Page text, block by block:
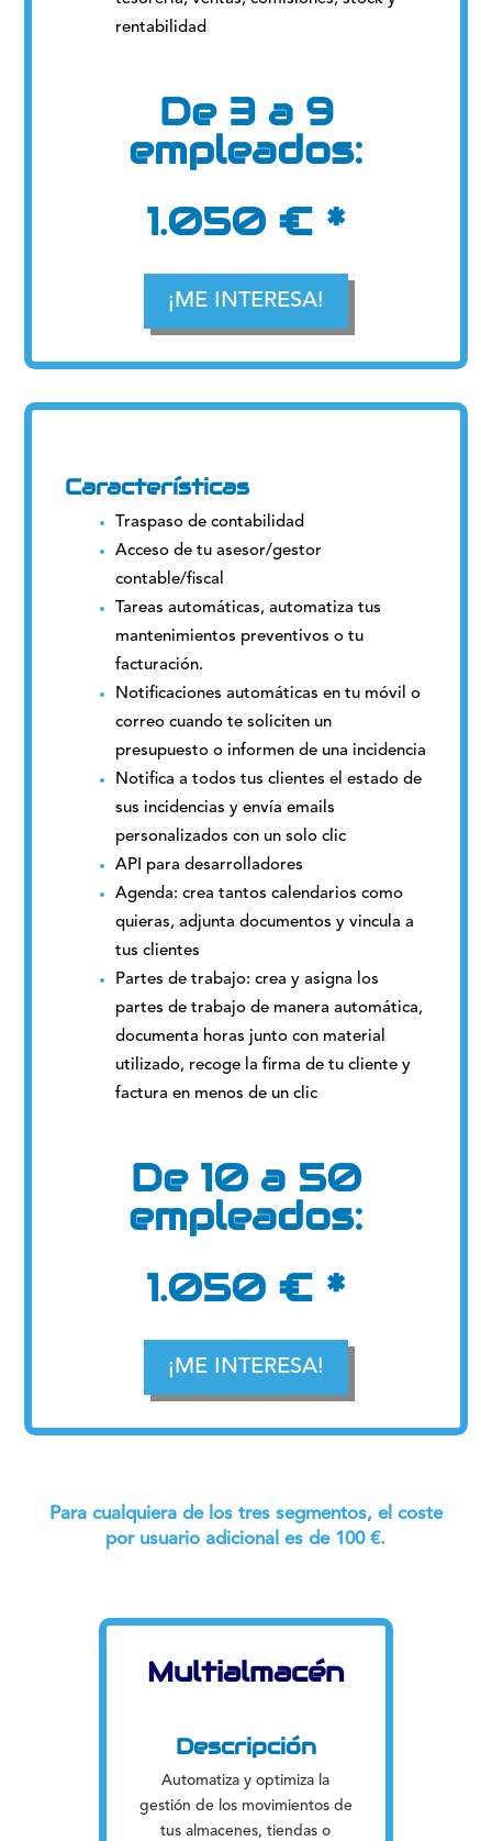
rentabilidad
De 3 a 9
empleados:
1.050 € *
¡ME INTERESA!
Características
Traspaso de contabilidad
Acceso de tu asesor/gestor
contable/fiscal
Tareas automáticas, automatiza tus
mantenimientos preventivos o tu
facturación.
Notificaciones automáticas en tu móvil o
correo cuando te soliciten un
presupuesto o informen de una incidencia
Notifica a todos tus clientes el estado de
sus incidencias y envía emails
personalizados con un solo clic
API para desarrolladores
Agenda: crea tantos calendarios como
quieras, adjunta documentos y vincula a
tus clientes
Partes de trabajo: crea y asigna los
partes de trabajo de manera automática,
documenta horas junto con material
utilizado, recoge la firma de tu cliente y
factura en menos de un clic
De 10 a 50
empleados:
1.050 € *
¡ME INTERESA!
Para cualquiera de los tres segmentos, el coste
por usuario adicional es de 100 €.
Multialmacén
Descripción
Automatiza y optimiza la
gestión de los movimientos de
tus almacenes, tiendas o